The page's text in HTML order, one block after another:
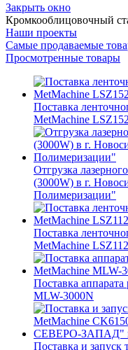
Закрыть окно
Кромкооблицовочный
Наши проекты
Самые продаваемые
Просмотренные товары
Поставка
MetMachine
Отгрузка
(3000W) в г.
Полимеризации"
Поставка
MetMachine
Поставка
MLW-3000N
Поставка и запуск